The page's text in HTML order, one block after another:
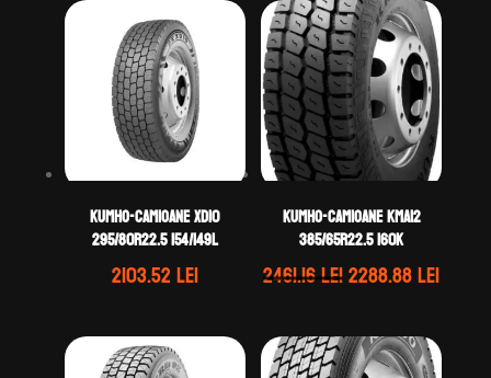
KUMHO-CAMIOANE XD10
295/80R22.5 154/149L
2103.52lei
KUMHO-CAMIOANE KMA12
385/65R22.5 160K
2461.16leiPrețul
a
fost:
2288.88lei